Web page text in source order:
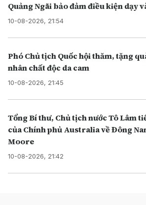
Quảng Ngãi bảo đảm điều kiện dạy
10-08-2026, 21:54
Phó Chủ tịch Quốc hội thăm, tặng
nhân chất độc da cam
10-08-2026, 21:45
Tổng Bí thư, Chủ tịch nước Tô Lâm
của Chính phủ Australia về Đông
Moore
10-08-2026, 21:42